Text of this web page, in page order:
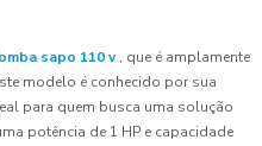
sapo 110 v, que é amplamente
modelo é conhecido por sua
para quem busca uma solução
potência de 1 HP e capacidade